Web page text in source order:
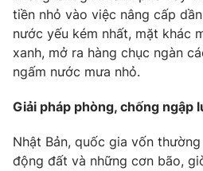
tiền nhỏ vào việc nâng cấp
nước yếu kém nhất, mặt khác
xanh, mở ra hàng chục ngàn
ngấm nước mưa nhỏ.
Giải pháp phòng, chống ngập
Nhật Bản, quốc gia vốn
động đất và những cơn bão,